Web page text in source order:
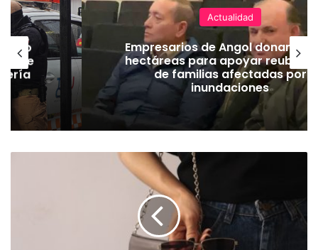
Actualidad
Desborde del río Imperial
aisladas a miles de personas y
viviendas bajo el agua en La
Araucanía